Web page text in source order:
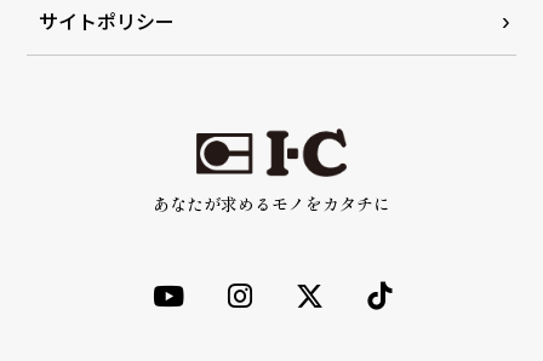
あなたが求めるモノをカタチに
サイトポリシー